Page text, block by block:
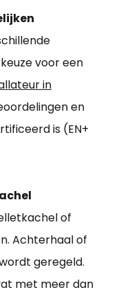
voor een
in
en
is (EN+
of
Achterhaal of
geregeld.
met meer dan